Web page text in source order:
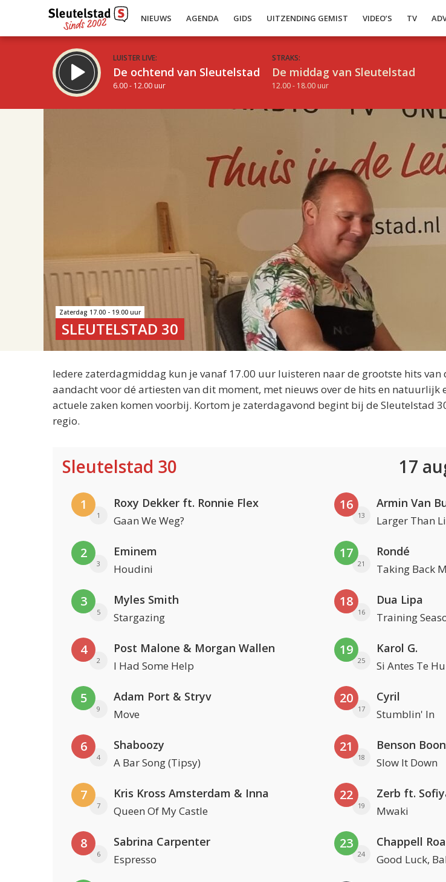
NIEUWS AGENDA GIDS UITZENDING GEMIST VIDEO’S TV
LUISTER LIVE:
De ochtend van Sleutelstad
6.00 - 12.00 uur
STRAKS:
De middag van Sleutelstad
12.00 - 18.00 uur
Zaterdag 17.00 - 19.00 uur
SLEUTELSTAD 30
Iedere zaterdagmiddag kun je vanaf 17.00 uur luisteren naar de grootste hits
aandacht voor dé artiesten van dit moment, met nieuws over de hits en natuurlijk
actuele zaken komen voorbij. Kortom je zaterdagavond begint bij de Sleutelstad
regio.
Sleutelstad 30 17
1
1
Roxy Dekker ft. Ronnie Flex
Gaan We Weg?
2
3
Eminem
Houdini
3
5
Myles Smith
Stargazing
4
2
Post Malone & Morgan Wallen
I Had Some Help
5
9
Adam Port & Stryv
Move
6
4
Shaboozy
A Bar Song (Tipsy)
7
7
Kris Kross Amsterdam & Inna
Queen Of My Castle
8
6
Sabrina Carpenter
Espresso
16
13
Armin Van
Larger Than
17
21
Rondé
Taking Back
18
16
Dua Lipa
Training
19
25
Karol G.
Si Antes Te
20
17
Cyril
Stumblin' In
21
18
Benson
Slow It Down
22
19
Zerb ft.
Mwaki
23
24
Chappell
Good Luck,